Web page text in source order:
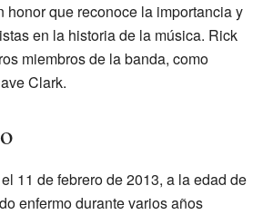
honor que reconoce la importancia y
en la historia de la música. Rick
miembros de la banda, como
Clark.
11 de febrero de 2013, a la edad de
enfermo durante varios años